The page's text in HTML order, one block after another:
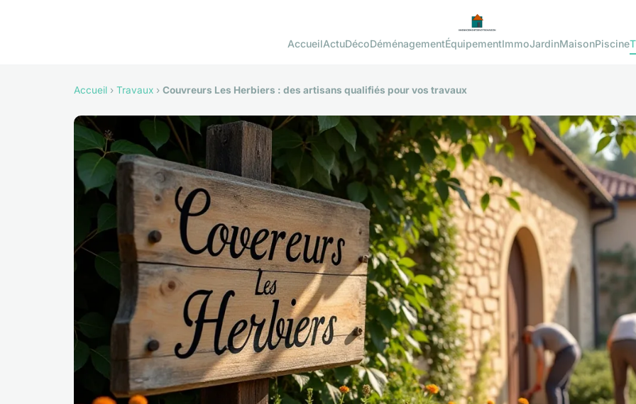
AccueilActuDécoDéménagementÉquipementImmoJardinMaisonPiscine
Accueil › Travaux › Couvreurs Les Herbiers : des artisans qualifiés pour vos travaux